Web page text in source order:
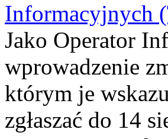
Informacyjnych
Jako Operator
wprowadzenie
którym je
zgłaszać do 14